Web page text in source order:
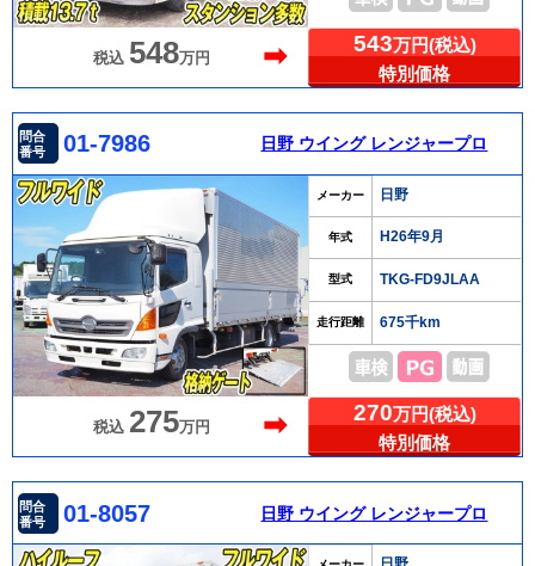
税込 548万円 ➡ 543万円(税込)
特別価格
問合
番号
01-7986 日野 ウイング レンジャープロ
メーカー 日野
年式 H26年9月
型式 TKG-FD9JLAA
走行距離 675千km
税込 275万円 ➡ 270万円(税込)
特別価格
問合
番号
01-8057 日野 ウイング レンジャープロ